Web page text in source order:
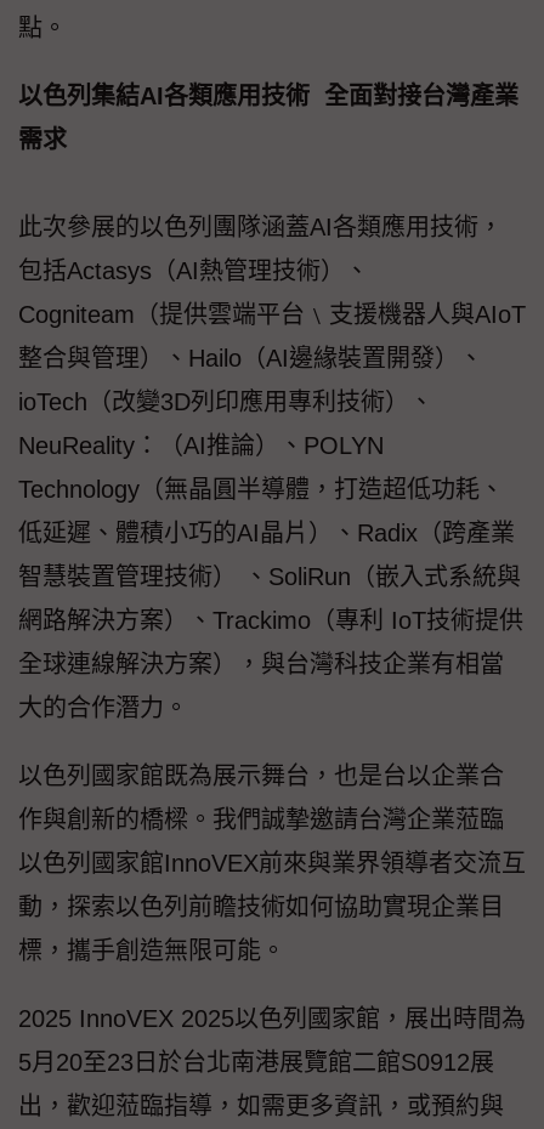
點。
以色列集結AI各類應用技術 全面對接台灣產業
需求
此次參展的以色列團隊涵蓋AI各類應用技術，
包括Actasys（AI熱管理技術）、
Cogniteam（提供雲端平台﹨支援機器人與AIoT
整合與管理）、Hailo（AI邊緣裝置開發）、
ioTech（改變3D列印應用專利技術）、
NeuReality：（AI推論）、POLYN
Technology（無晶圓半導體，打造超低功耗、
低延遲、體積小巧的AI晶片）、Radix（跨產業
智慧裝置管理技術） 、SoliRun（嵌入式系統與
網路解決方案）、Trackimo（專利 IoT技術提供
全球連線解決方案），與台灣科技企業有相當
大的合作潛力。
以色列國家館既為展示舞台，也是台以企業合
作與創新的橋樑。我們誠摯邀請台灣企業蒞臨
以色列國家館InnoVEX前來與業界領導者交流互
動，探索以色列前瞻技術如何協助實現企業目
標，攜手創造無限可能。
2025 InnoVEX 2025以色列國家館，展出時間為
5月20至23日於台北南港展覽館二館S0912展
出，歡迎蒞臨指導，如需更多資訊，或預約與